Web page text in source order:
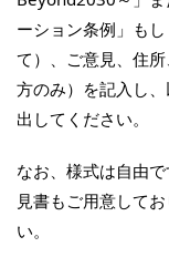
ーション条例」も
て）、ご意見、住
方のみ）を記入し
出してください。
なお、様式は自由
見書もご用意して
い。